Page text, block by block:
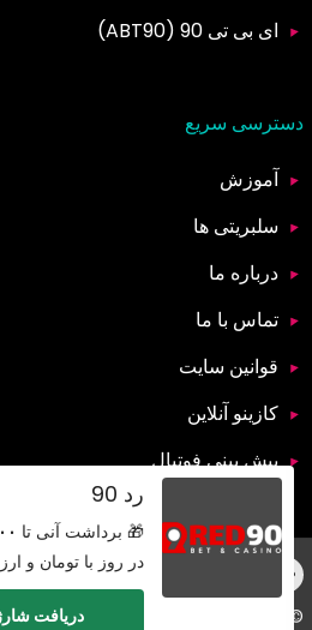
ای بی تی 90 (ABT90)
دسترسی سریع
آموزش
سلبریتی ها
درباره ما
تماس با ما
قوانین سایت
کازینو آنلاین
پیش بینی فوتبال
© کپی رایت 2026 تمامی
رد 90
🎁 برداشت آنی تا
در روز با تومان و
دریافت